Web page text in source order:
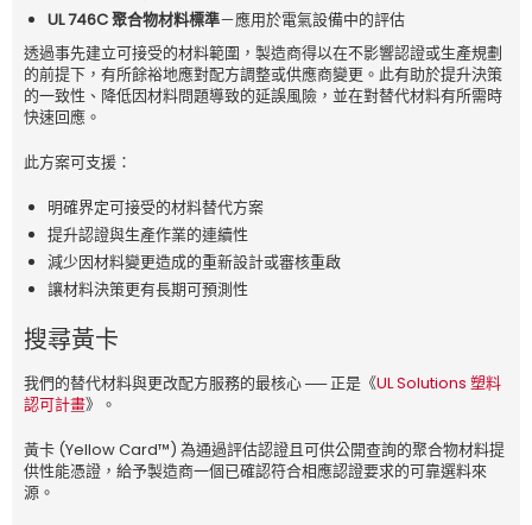
UL 746C 聚合物材料標準－應用於電氣設備中的評估
透過事先建立可接受的材料範圍，製造商得以在不影響認證或生產規劃
的前提下，有所餘裕地應對配方調整或供應商變更。此有助於提升決策
的一致性、降低因材料問題導致的延誤風險，並在對替代材料有所需時
快速回應。
此方案可支援：
明確界定可接受的材料替代方案
提升認證與生產作業的連續性
減少因材料變更造成的重新設計或審核重啟
讓材料決策更有長期可預測性
搜尋黃卡
我們的替代材料與更改配方服務的最核心 ── 正是《UL Solutions 塑料
認可計畫》。
黃卡 (Yellow Card™) 為通過評估認證且可供公開查詢的聚合物材料提
供性能憑證，給予製造商一個已確認符合相應認證要求的可靠選料來
源。